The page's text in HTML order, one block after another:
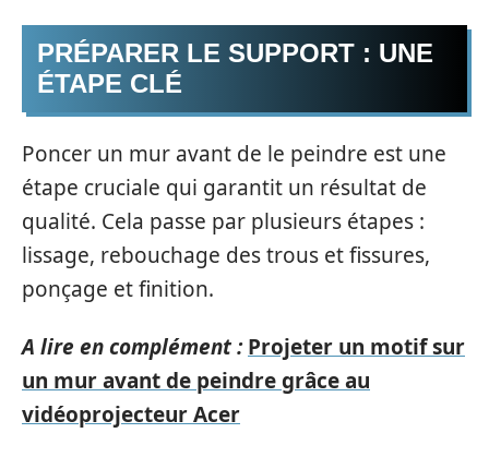
PRÉPARER LE SUPPORT : UNE
ÉTAPE CLÉ
Poncer un mur avant de le peindre est une
étape cruciale qui garantit un résultat de
qualité. Cela passe par plusieurs étapes :
lissage, rebouchage des trous et fissures,
ponçage et finition.
A lire en complément : Projeter un motif sur
un mur avant de peindre grâce au
vidéoprojecteur Acer